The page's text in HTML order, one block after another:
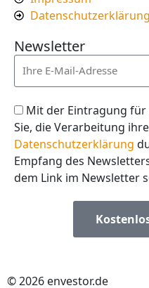
Datenschutzerklärung
Newsletter
Mit der Eintragung
Sie, die Verarbeitung
Datenschutzerklärung
Empfang des
dem Link im Newsletter
© 2026 envestor.de